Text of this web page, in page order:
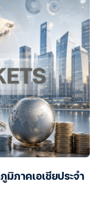
ภาคเอเชียประจำ